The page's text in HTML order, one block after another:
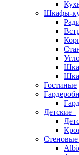
Шкафы-
Гостиные
Детские
Стеновые